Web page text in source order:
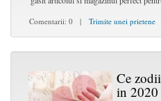
Comentarii: 0 | Trimite unei prietene
Ce
in 2020